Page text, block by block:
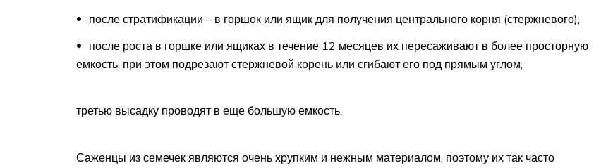
после стратификации – в горшок или ящик для получения центрального корня (стержневого);
после роста в горшке или ящиках в течение 12 месяцев их пересаживают в более просторную
емкость, при этом подрезают стержневой корень или сгибают его под прямым углом;
третью высадку проводят в еще большую емкость.
Саженцы из семечек являются очень хрупким и нежным материалом, поэтому их так часто